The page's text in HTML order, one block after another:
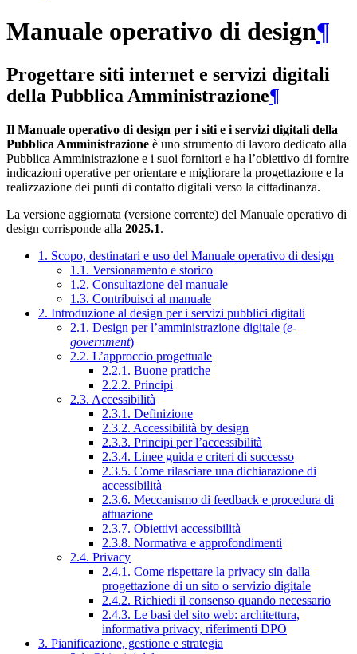
Manuale operativo di design¶
Progettare siti internet e servizi digitali
della Pubblica Amministrazione¶
Il Manuale operativo di design per i siti e i servizi digitali della
Pubblica Amministrazione è uno strumento di lavoro dedicato alla
Pubblica Amministrazione e i suoi fornitori e ha l’obiettivo di fornire
indicazioni operative per orientare e migliorare la progettazione e la
realizzazione dei punti di contatto digitali verso la cittadinanza.
La versione aggiornata (versione corrente) del Manuale operativo di
design corrisponde alla 2025.1.
1. Scopo, destinatari e uso del Manuale operativo di design
1.1. Versionamento e storico
1.2. Consultazione del manuale
1.3. Contribuisci al manuale
2. Introduzione al design per i servizi pubblici digitali
2.1. Design per l’amministrazione digitale (e-
government)
2.2. L’approccio progettuale
2.2.1. Buone pratiche
2.2.2. Principi
2.3. Accessibilità
2.3.1. Definizione
2.3.2. Accessibilità by design
2.3.3. Principi per l’accessibilità
2.3.4. Linee guida e criteri di successo
2.3.5. Come rilasciare una dichiarazione di
accessibilità
2.3.6. Meccanismo di feedback e procedura di
attuazione
2.3.7. Obiettivi accessibilità
2.3.8. Normativa e approfondimenti
2.4. Privacy
2.4.1. Come rispettare la privacy sin dalla
progettazione di un sito o servizio digitale
2.4.2. Richiedi il consenso quando necessario
2.4.3. Le basi del sito web: architettura,
informativa privacy, riferimenti DPO
3. Pianificazione, gestione e strategia